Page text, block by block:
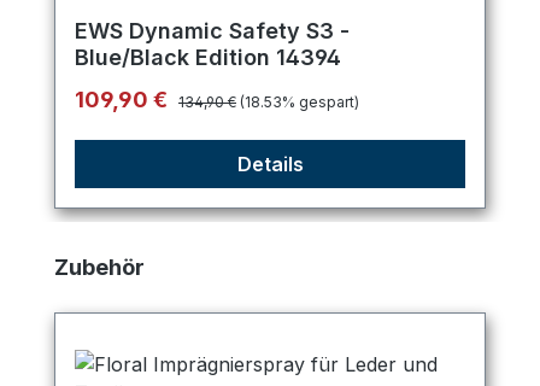
Durchschnittliche Bewertung von 4.75 von 5
EWS Dynamic Safety S3 -
Blue/Black Edition 14394
Verkaufspreis:
109,90 € Regulärer Preis:
134,90 € (18.53% gespart)
Details
Produktgalerie überspringen
Zubehör